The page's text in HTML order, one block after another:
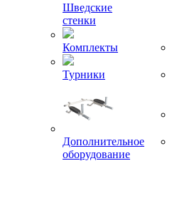
Шведские
стенки
Комплекты
Турники
Дополнительное
оборудование